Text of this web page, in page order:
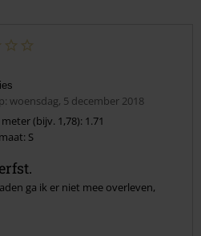
woensdag, 5 december 2018
(bijv. 1,78): 1.71
S
ga ik er niet mee overleven,